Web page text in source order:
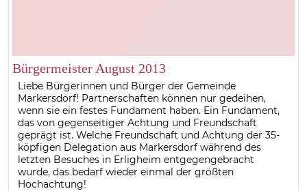
Bürgermeister August 2013
Liebe Bürgerinnen und Bürger der Gemeinde
Markersdorf! Partnerschaften können nur gedeihen,
wenn sie ein festes Fundament haben. Ein Fundament,
das von gegenseitiger Achtung und Freundschaft
geprägt ist. Welche Freundschaft und Achtung der 35-
köpfigen Delegation aus Markersdorf während des
letzten Besuches in Erligheim entgegengebracht
wurde, das bedarf wieder einmal der größten
Hochachtung!